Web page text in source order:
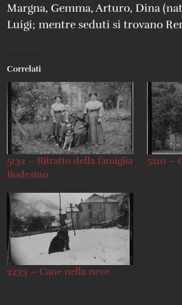
Margna, Gemma, Arturo, Dina
Luigi; mentre seduti si trovano
Correlati
5132 – Ritratto della famiglia
Rodesino
5210 –
2233 – Cane nella neve